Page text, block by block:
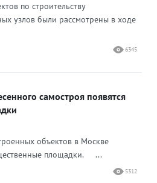
по строительству
узлов были рассмотрены в ходе
6345
самостроя появятся
объектов в Москве
площадки. ...
5312